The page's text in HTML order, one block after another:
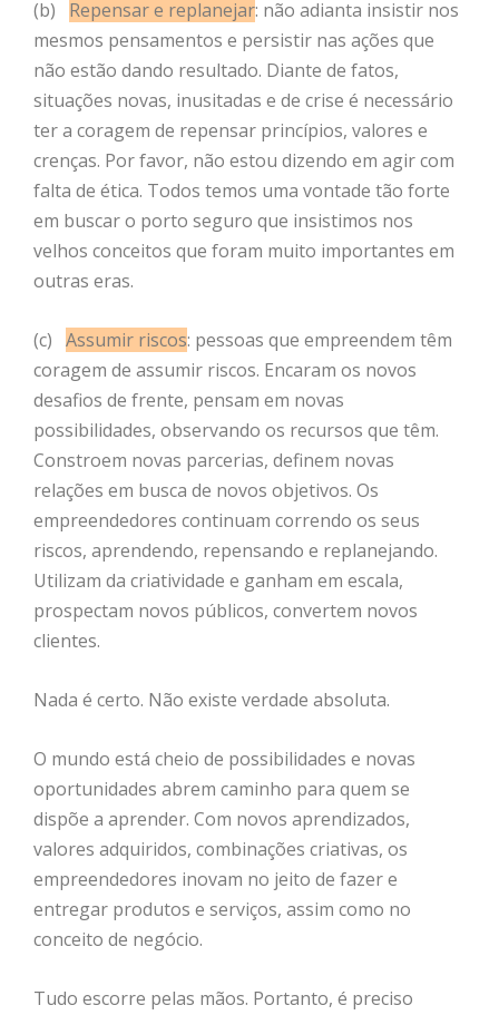
(b) Repensar e replanejar: não adianta insistir nos
mesmos pensamentos e persistir nas ações que
não estão dando resultado. Diante de fatos,
situações novas, inusitadas e de crise é necessário
ter a coragem de repensar princípios, valores e
crenças. Por favor, não estou dizendo em agir com
falta de ética. Todos temos uma vontade tão forte
em buscar o porto seguro que insistimos nos
velhos conceitos que foram muito importantes em
outras eras.
(c) Assumir riscos: pessoas que empreendem têm
coragem de assumir riscos. Encaram os novos
desafios de frente, pensam em novas
possibilidades, observando os recursos que têm.
Constroem novas parcerias, definem novas
relações em busca de novos objetivos. Os
empreendedores continuam correndo os seus
riscos, aprendendo, repensando e replanejando.
Utilizam da criatividade e ganham em escala,
prospectam novos públicos, convertem novos
clientes.
Nada é certo. Não existe verdade absoluta.
O mundo está cheio de possibilidades e novas
oportunidades abrem caminho para quem se
dispõe a aprender. Com novos aprendizados,
valores adquiridos, combinações criativas, os
empreendedores inovam no jeito de fazer e
entregar produtos e serviços, assim como no
conceito de negócio.
Tudo escorre pelas mãos. Portanto, é preciso